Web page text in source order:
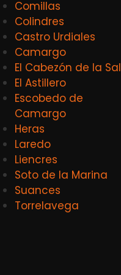
Comillas
Colindres
Castro Urdiales
Camargo
El Cabezón de la Sal
El Astillero
Escobedo de
Camargo
Heras
Laredo
Liencres
Soto de la Marina
Suances
Torrelavega